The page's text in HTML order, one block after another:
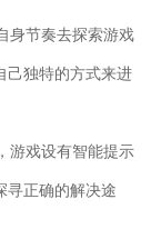
身节奏去探索游戏
己独特的方式来进
游戏设有智能提示
寻正确的解决途